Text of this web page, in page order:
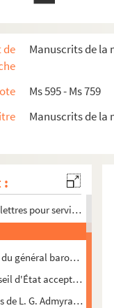
de
Manuscrits de la
Ms 595 - Ms 759
Manuscrits de la
:
et dépense faite
concernant
concernant les
renseigné]
patentes, lois,
pour servir à moy
général baron
d'État acceptant,
de L. G. Admyrauld,